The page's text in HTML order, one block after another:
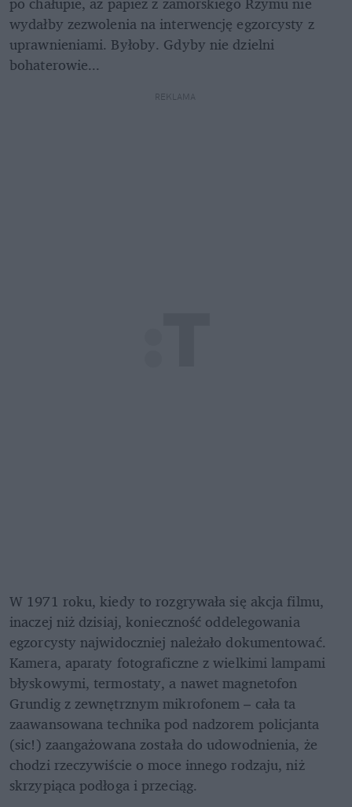
wydałby zezwolenia na interwencję egzorcysty z
uprawnieniami. Byłoby. Gdyby nie dzielni
bohaterowie...
REKLAMA
W 1971 roku, kiedy to rozgrywała się akcja filmu,
inaczej niż dzisiaj, konieczność oddelegowania
egzorcysty najwidoczniej należało dokumentować.
Kamera, aparaty fotograficzne z wielkimi lampami
błyskowymi, termostaty, a nawet magnetofon
Grundig z zewnętrznym mikrofonem – cała ta
zaawansowana technika pod nadzorem policjanta
(sic!) zaangażowana została do udowodnienia, że
chodzi rzeczywiście o moce innego rodzaju, niż
skrzypiąca podłoga i przeciąg.